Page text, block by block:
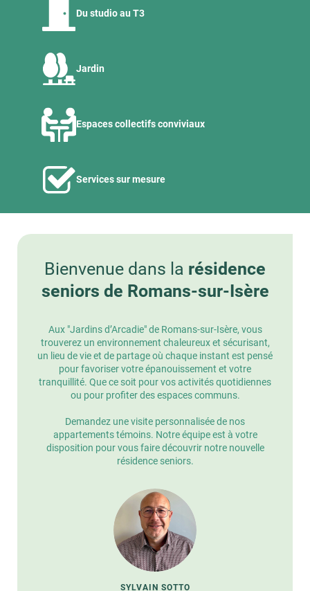
Du studio au T3
Jardin
Espaces collectifs conviviaux
Services sur mesure
Bienvenue dans la résidence
seniors de Romans-sur-Isère
Aux "Jardins d’Arcadie" de Romans-sur-Isère, vous
trouverez un environnement chaleureux et sécurisant,
un lieu de vie et de partage où chaque instant est pensé
pour favoriser votre épanouissement et votre
tranquillité. Que ce soit pour vos activités quotidiennes
ou pour profiter des espaces communs.
Demandez une visite personnalisée de nos
appartements témoins. Notre équipe est à votre
disposition pour vous faire découvrir notre nouvelle
résidence seniors.
SYLVAIN SOTTO